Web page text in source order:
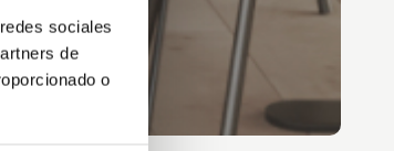
sociales
de
o